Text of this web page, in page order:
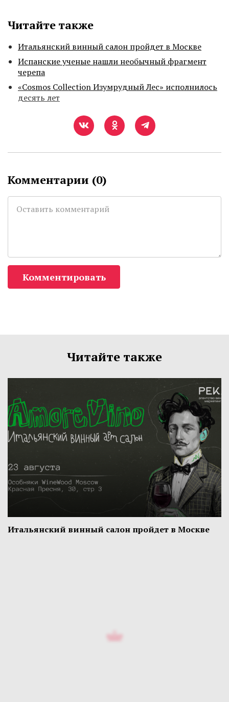
Читайте также
Итальянский винный салон пройдет в Москве
Испанские ученые нашли необычный фрагмент
черепа
«Cosmos Collection Изумрудный Лес» исполнилось
десять лет
Комментарии (0)
Комментировать
Читайте также
Итальянский винный салон пройдет в Москве